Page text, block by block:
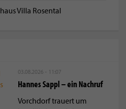
Villa Rosental
03.08.2026 - 11:07
Hannes Sappl – ein Nachruf
Vorchdorf trauert um